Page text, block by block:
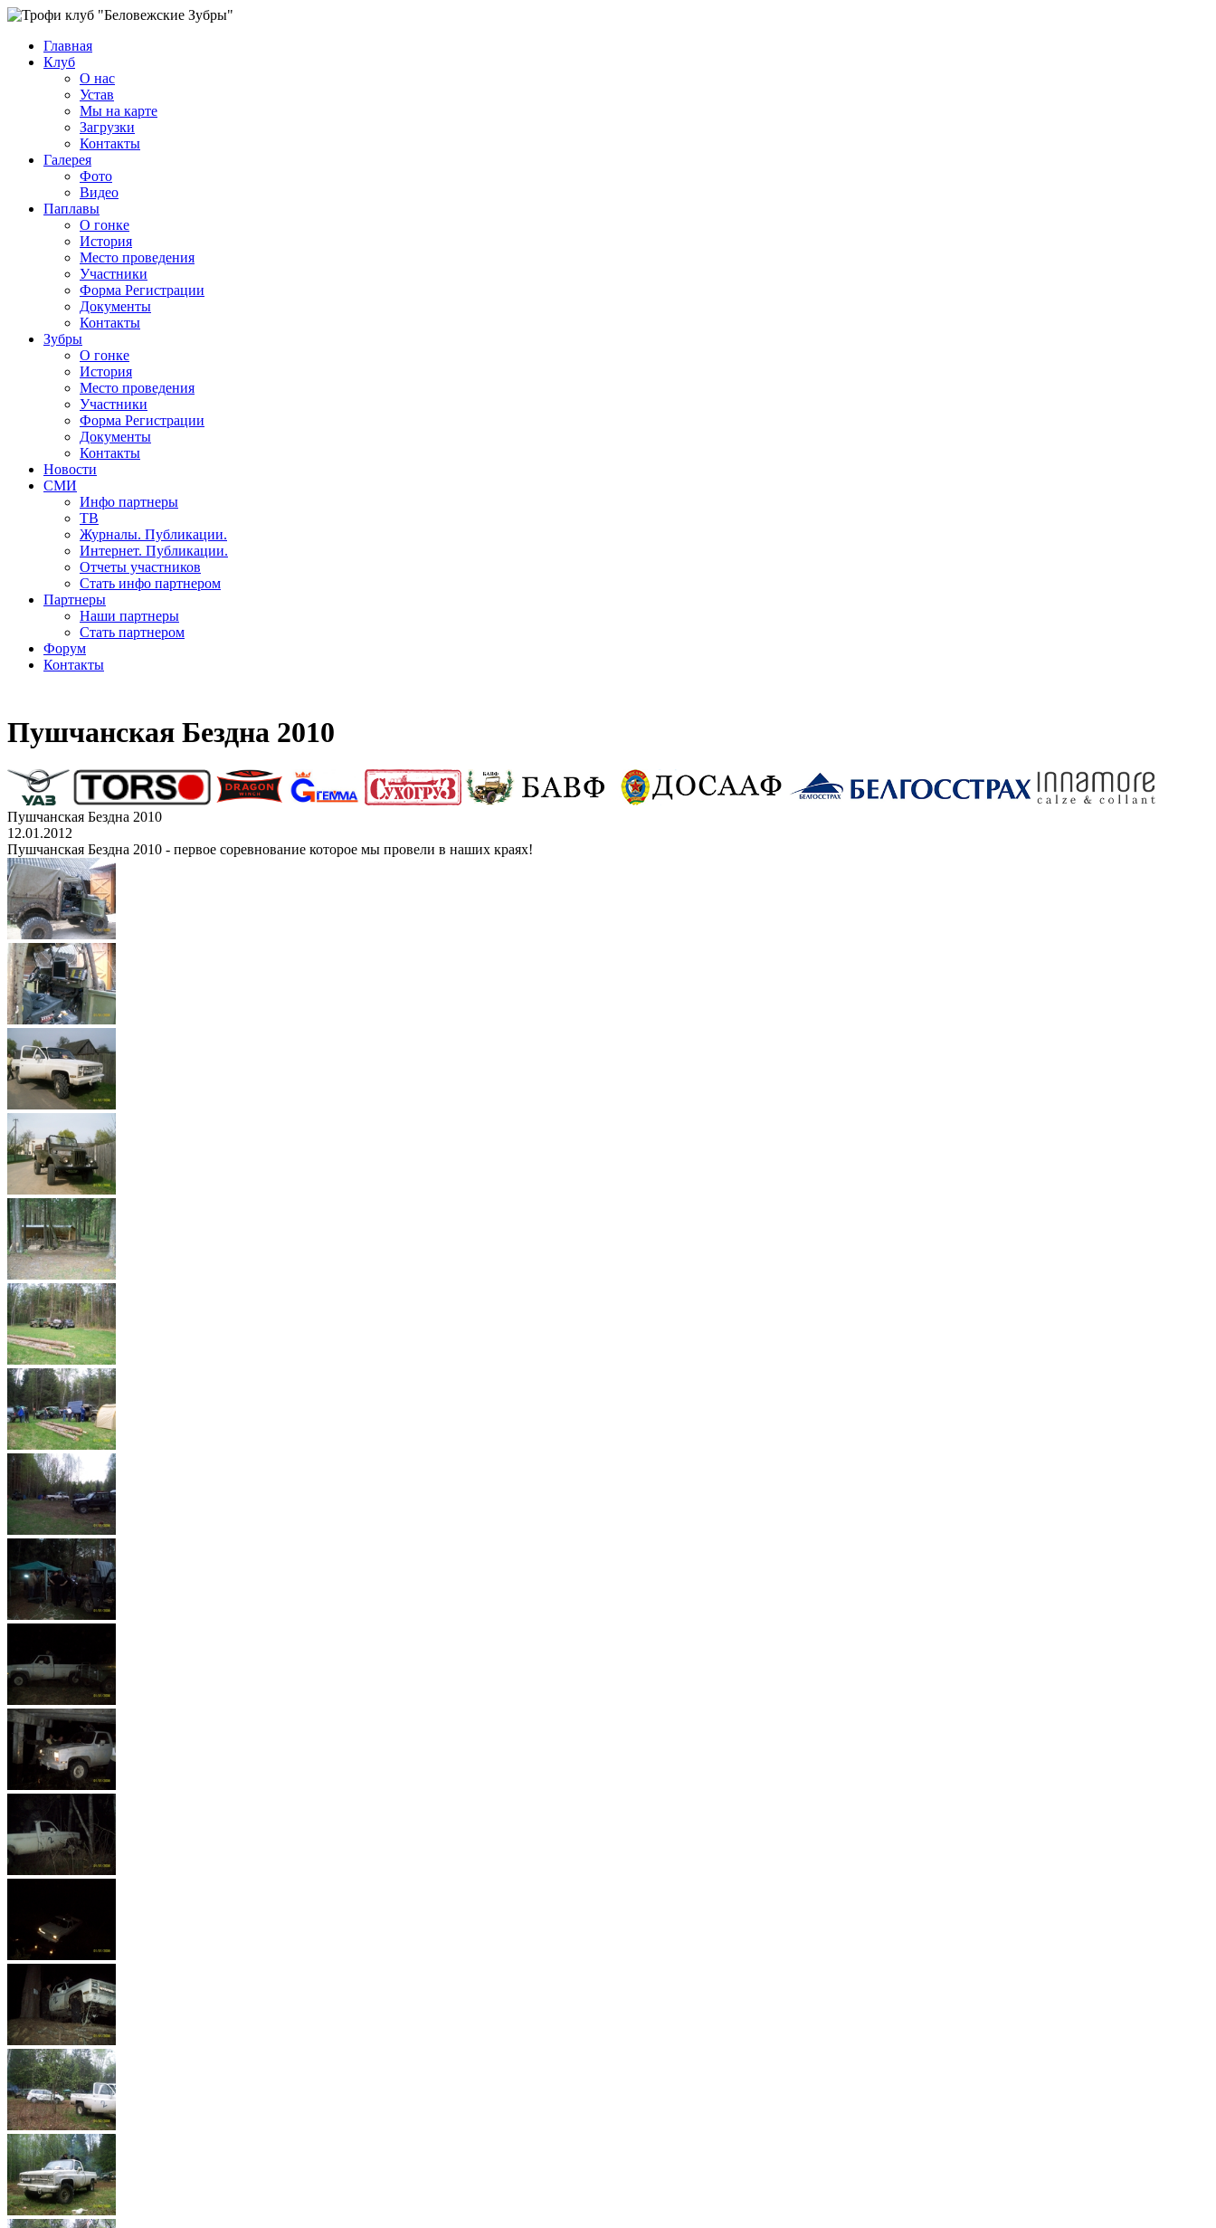
Главная
Клуб
О нас
Устав
Мы на карте
Загрузки
Контакты
Галерея
Фото
Видео
Паплавы
О гонке
История
Место проведения
Участники
Форма Регистрации
Документы
Контакты
Зубры
О гонке
История
Место проведения
Участники
Форма Регистрации
Документы
Контакты
Новости
СМИ
Инфо партнеры
ТВ
Журналы. Публикации.
Интернет. Публикации.
Отчеты участников
Стать инфо партнером
Партнеры
Наши партнеры
Стать партнером
Форум
Контакты
Пушчанская Бездна 2010
Пушчанская Бездна 2010
12.01.2012
Пушчанская Бездна 2010 - первое соревнование которое мы провели в наших краях!